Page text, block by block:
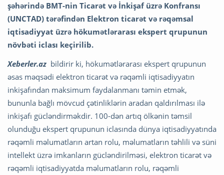
şəhərində BMT-nin Ticarət və İnkişaf üzrə Konfransı
(UNCTAD) tərəfindən Elektron ticarət və rəqəmsal
iqtisadiyyat üzrə hökumətlərarası ekspert qrupunun
növbəti iclası keçirilib.
Xeberler.az bildirir ki, hökumətlərarası ekspert qrupunun
əsas məqsədi elektron ticarət və rəqəmli iqtisadiyyatın
inkişafından maksimum faydalanmanı təmin etmək,
bununla bağlı mövcud çətinliklərin aradan qaldırılması ilə
inkişafı gücləndirməkdir. 100-dən artıq ölkənin təmsil
olunduğu ekspert qrupunun iclasında dünya iqtisadiyyatında
rəqəmli məlumatların artan rolu, məlumatların təhlili və süni
intellekt üzrə imkanların gücləndirilməsi, elektron ticarət və
rəqəmli iqtisadiyyatda məlumatların rolu, rəqəmli